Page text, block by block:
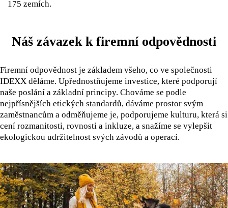
175 zemích.
Náš závazek k firemní odpovědnosti
Firemní odpovědnost je základem všeho, co ve společnosti
IDEXX děláme. Upřednostňujeme investice, které podporují
naše poslání a základní principy. Chováme se podle
nejpřísnějších etických standardů, dáváme prostor svým
zaměstnancům a odměňujeme je, podporujeme kulturu, která si
cení rozmanitosti, rovnosti a inkluze, a snažíme se vylepšit
ekologickou udržitelnost svých závodů a operací.